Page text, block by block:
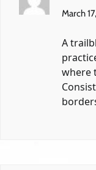
March
A
where